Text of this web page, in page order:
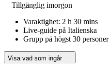
Tillgänglig imorgon
Varaktighet: 2 h 30 mins
Live-guide på Italienska
Grupp på högst 30 personer
Visa vad som ingår